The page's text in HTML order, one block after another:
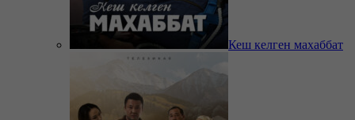
Кеш келген махаббат